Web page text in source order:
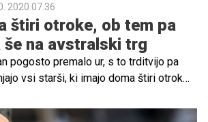
2020 07.36
štiri otroke, ob tem pa
na avstralski trg
pogosto premalo ur, s to trditvijo pa
vsi starši, ki imajo doma štiri otroke.
z namenom, da bi svojim otrokom